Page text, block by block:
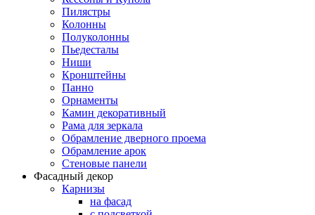
Пилястры
Колонны
Полуколонны
Пьедесталы
Ниши
Кронштейны
Панно
Орнаменты
Камин декоративный
Рама для зеркала
Обрамление дверного проема
Обрамление арок
Стеновые панели
Фасадный декор
Карнизы
на фасад